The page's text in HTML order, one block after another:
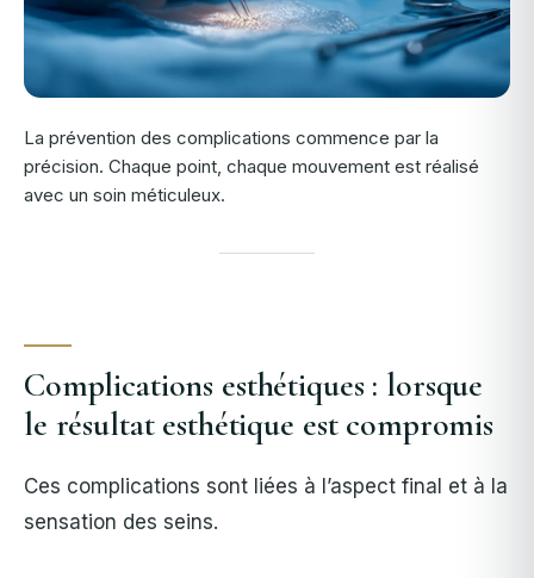
La prévention des complications commence par la
précision. Chaque point, chaque mouvement est réalisé
avec un soin méticuleux.
Complications esthétiques : lorsque
le résultat esthétique est compromis
Ces complications sont liées à l’aspect final et à la
sensation des seins.